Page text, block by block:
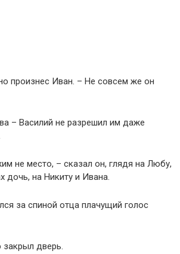
произнес Иван. – Не совсем же он
– Василий не разрешил им даже
не место, – сказал он, глядя на Любу,
дочь, на Никиту и Ивана.
за спиной отца плачущий голос
закрыл дверь.